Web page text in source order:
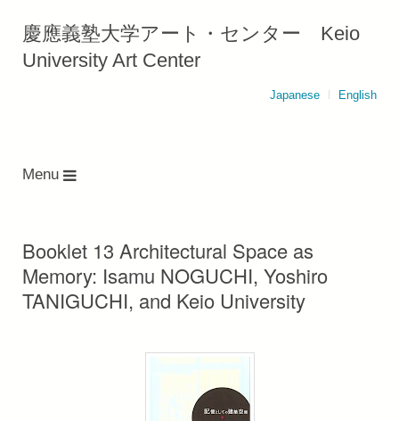
慶應義塾大学アート・センター Keio
University Art Center
Japanese English
Menu
Booklet 13 Architectural Space as
Memory: Isamu NOGUCHI, Yoshiro
TANIGUCHI, and Keio University